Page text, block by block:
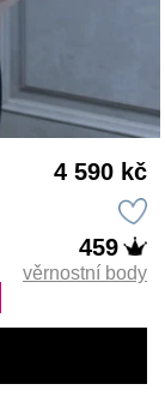
4 590 kč
459
věrnostní body